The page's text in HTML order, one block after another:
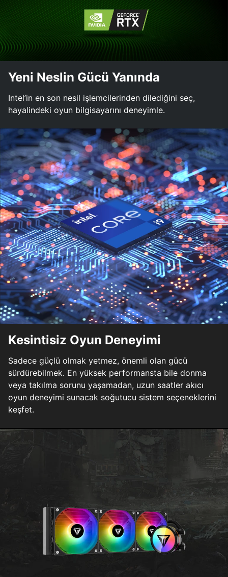
Yeni Neslin Gücü Yanında
Intel’in en son nesil işlemcilerinden dilediğini seç,
hayalindeki oyun bilgisayarını deneyimle.
Kesintisiz Oyun Deneyimi
Sadece güçlü olmak yetmez, önemli olan gücü
sürdürebilmek. En yüksek performansta bile donma
veya takılma sorunu yaşamadan, uzun saatler akıcı
oyun deneyimi sunacak soğutucu sistem seçeneklerini
keşfet.